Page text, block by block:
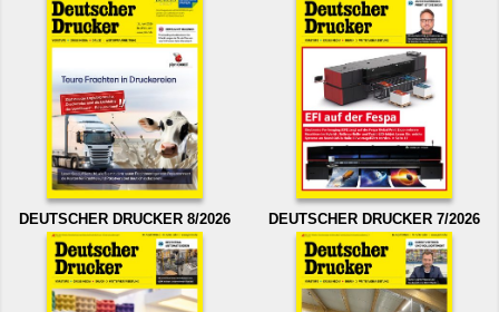
DEUTSCHER DRUCKER 8/2026 DEUTSCHER DRUCKER 7/2026